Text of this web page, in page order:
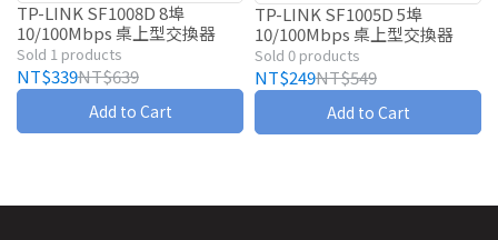
TP-LINK SF1008D 8埠
10/100Mbps 桌上型交換器
Sold 1 products
NT$339NT$639
Add to Cart
TP-LINK SF1005D 5埠
10/100Mbps 桌上型交換器
Sold 0 products
NT$249NT$549
Add to Cart